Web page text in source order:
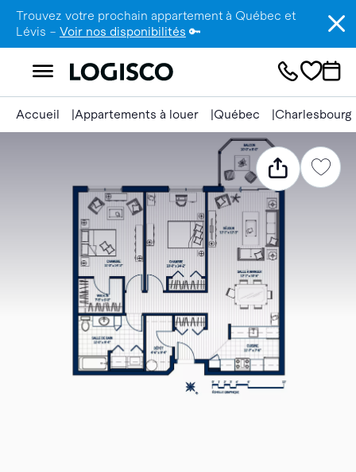
Trouvez votre prochain appartement à Québec et
Lévis – Voir nos disponibilités 🔑
Accueil Appartements à louer Québec Charlesbourg